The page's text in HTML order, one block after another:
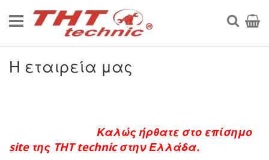
στο
περιεχόμενο
Το
Η εταιρεία μας
Καλώς ήρθατε στο επίσημο
site της THT technic στην Ελλάδα.